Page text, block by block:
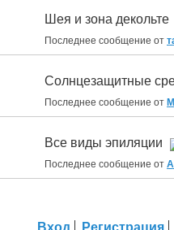
Шея и зона декольте
Последнее сообщение от
Солнцезащитные
Последнее сообщение от
Все виды эпиляции
Последнее сообщение от